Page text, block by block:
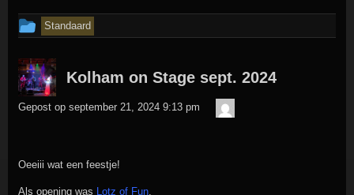
Dit
is
geplaatst
in
Standaard
Kolham on Stage sept. 2024
Gepost op september 21, 2024 9:13 pm
Oeeiii wat een feestje!
Als opening was Lotz of Fun